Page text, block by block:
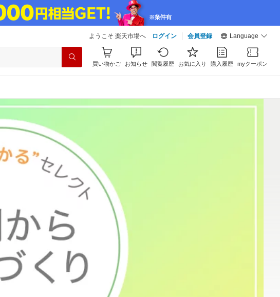
ようこそ 楽天市場へ ログイン 会員登録 Language
買い物かご お知らせ 閲覧履歴 お気に入り 購入履歴 myクーポン